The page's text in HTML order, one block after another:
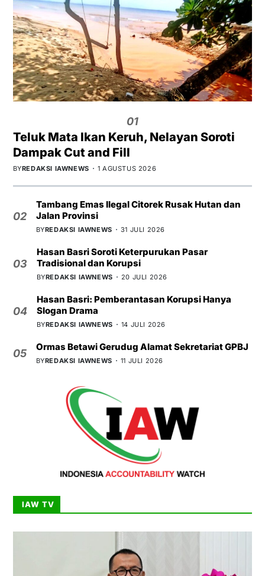
01
Teluk Mata Ikan Keruh, Nelayan Soroti
Dampak Cut and Fill
BYREDAKSI IAWNEWS 1 AGUSTUS 2026
02
Tambang Emas Ilegal Citorek Rusak Hutan dan
Jalan Provinsi
BYREDAKSI IAWNEWS 31 JULI 2026
03
Hasan Basri Soroti Keterpurukan Pasar
Tradisional dan Korupsi
BYREDAKSI IAWNEWS 20 JULI 2026
04
Hasan Basri: Pemberantasan Korupsi Hanya
Slogan Drama
BYREDAKSI IAWNEWS 14 JULI 2026
05
Ormas Betawi Gerudug Alamat Sekretariat GPBJ
BYREDAKSI IAWNEWS 11 JULI 2026
IAW TV